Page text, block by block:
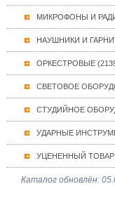
МИКРОФОНЫ И
НАУШНИКИ И
ОРКЕСТРОВЫЕ
СВЕТОВОЕ
СТУДИЙНОЕ
УДАРНЫЕ
УЦЕНЕННЫЙ ТОВАР
Каталог обновлён: